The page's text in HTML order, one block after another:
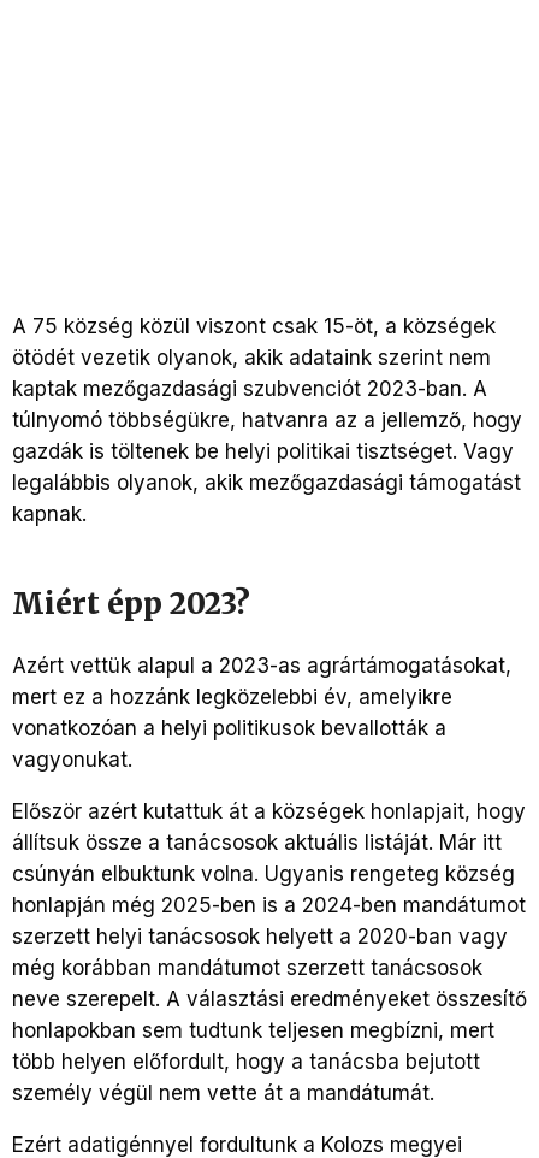
A 75 község közül viszont csak 15-öt, a községek
ötödét vezetik olyanok, akik adataink szerint nem
kaptak mezőgazdasági szubvenciót 2023-ban. A
túlnyomó többségükre, hatvanra az a jellemző, hogy
gazdák is töltenek be helyi politikai tisztséget. Vagy
legalábbis olyanok, akik mezőgazdasági támogatást
kapnak.
Miért épp 2023?
Azért vettük alapul a 2023-as agrártámogatásokat,
mert ez a hozzánk legközelebbi év, amelyikre
vonatkozóan a helyi politikusok bevallották a
vagyonukat.
Először azért kutattuk át a községek honlapjait, hogy
állítsuk össze a tanácsosok aktuális listáját. Már itt
csúnyán elbuktunk volna. Ugyanis rengeteg község
honlapján még 2025-ben is a 2024-ben mandátumot
szerzett helyi tanácsosok helyett a 2020-ban vagy
még korábban mandátumot szerzett tanácsosok
neve szerepelt. A választási eredményeket összesítő
honlapokban sem tudtunk teljesen megbízni, mert
több helyen előfordult, hogy a tanácsba bejutott
személy végül nem vette át a mandátumát.
Ezért adatigénnyel fordultunk a Kolozs megyei